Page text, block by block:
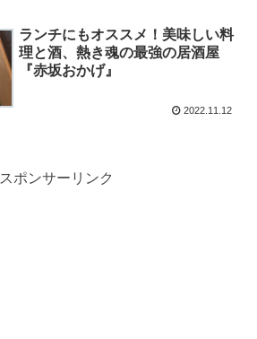
ランチにもオススメ！美味しい料
理と酒、熱き魂の最強の居酒屋
『赤坂おかげ』
2022.11.12
スポンサーリンク